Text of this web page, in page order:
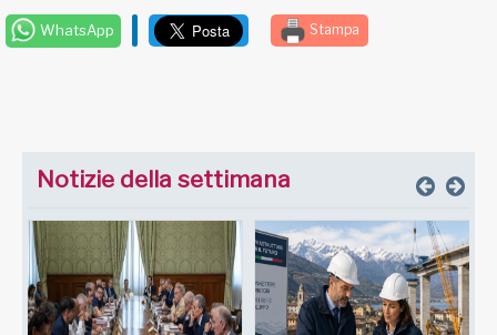
WhatsApp Stampa
Notizie della settimana